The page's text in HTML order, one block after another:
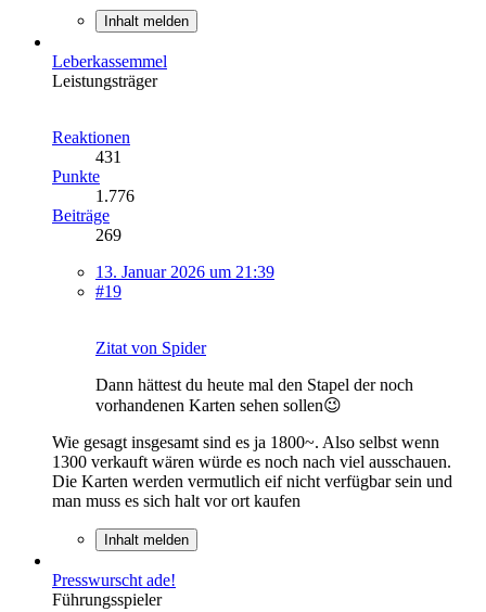
Inhalt melden
Leberkassemmel
Leistungsträger
Reaktionen
431
Punkte
1.776
Beiträge
269
13. Januar 2026 um 21:39
#19
Zitat von Spider
Dann hättest du heute mal den Stapel der noch
vorhandenen Karten sehen sollen😉
Wie gesagt insgesamt sind es ja 1800~. Also selbst wenn
1300 verkauft wären würde es noch nach viel ausschauen.
Die Karten werden vermutlich eif nicht verfügbar sein und
man muss es sich halt vor ort kaufen
Inhalt melden
Presswurscht ade!
Führungsspieler